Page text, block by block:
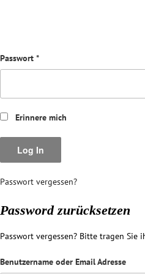
Passwort *
Erinnere mich
Passwort vergessen?
Password zurücksetzen
Passwort vergessen? Bitte tragen Sie
Benutzername oder Email Adresse